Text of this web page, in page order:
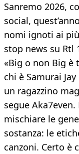
Sanremo 2026,
social,
nomi ignoti ai
stop news su Rtl
«Big o non Big è
chi è Samurai
un ragazzino
segue
mischiare le
sostanza: le
canzoni. Certo è